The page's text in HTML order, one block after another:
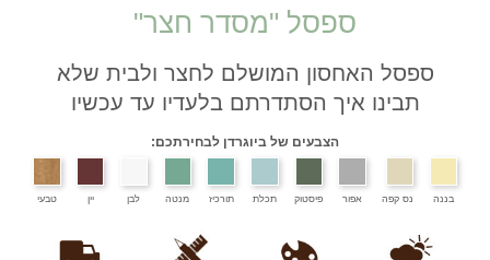
ספסל "מסדר חצר"
ספסל האחסון המושלם לחצר ולבית שלא
תבינו איך הסתדרתם בלעדיו עד עכשיו
הצבעים של ביוגרדן לבחירתכם:
נס קפה אפור פיסטוק תכלת תורכיז מנטה לבן יין טבעי